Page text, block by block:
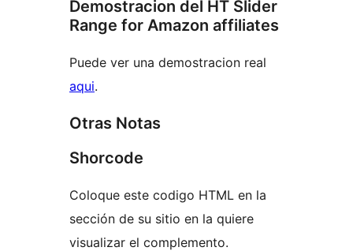
Demostracion del HT Slider
Range for Amazon affiliates
Puede ver una demostracion real
aqui.
Otras Notas
Shorcode
Coloque este codigo HTML en la
sección de su sitio en la quiere
visualizar el complemento.